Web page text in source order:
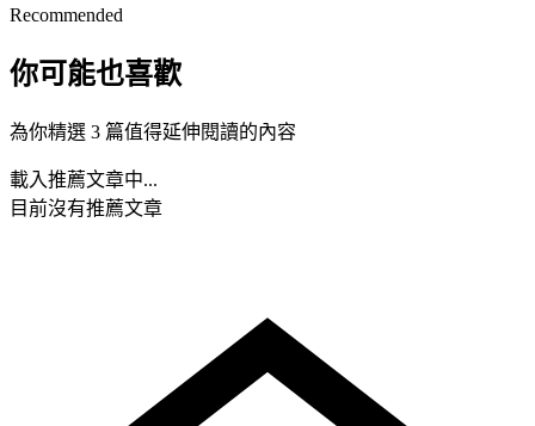
Recommended
你可能也喜歡
為你精選 3 篇值得延伸閱讀的內容
載入推薦文章中...
目前沒有推薦文章